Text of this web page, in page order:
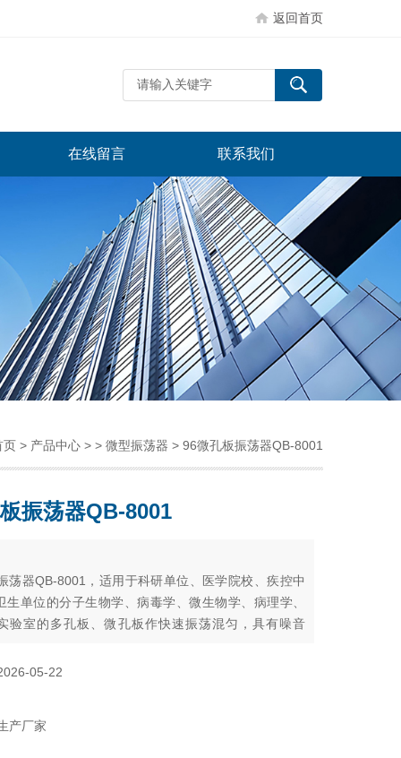
返回首页
在线留言 联系我们
页 > 产品中心 > > 微型振荡器 > 96微孔板振荡器QB-8001
振荡器QB-8001
荡器QB-8001，适用于科研单位、医学院校、疾控中
生单位的分子生物学、病毒学、微生物学、病理学、
验室的多孔板、微孔板作快速振荡混匀，具有噪音
05-22
产厂家